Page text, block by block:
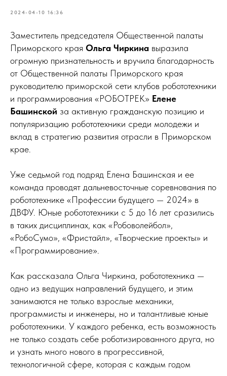
2024-04-10 16:36
Заместитель председателя Общественной палаты
Приморского края Ольга Чиркина выразила
огромную признательность и вручила благодарность
от Общественной палаты Приморского края
руководителю приморской сети клубов робототехники
и программирования «РОБОТРЕК» Елене
Башинской за активную гражданскую позицию и
популяризацию робототехники среди молодежи и
вклад в стратегию развития отрасли в Приморском
крае.
Уже седьмой год подряд Елена Башинская и ее
команда проводят дальневосточные соревнования по
робототехнике «Профессии будущего — 2024» в
ДВФУ. Юные робототехники с 5 до 16 лет сразились
в таких дисциплинах, как «Робоволейбол»,
«РобоСумо», «Фристайл», «Творческие проекты» и
«Программирование».
Как рассказала Ольга Чиркина, робототехника —
одно из ведущих направлений будущего, и этим
занимаются не только взрослые механики,
программисты и инженеры, но и талантливые юные
робототехники. У каждого ребенка, есть возможность
не только создать себе роботизированного друга, но
и узнать много нового в прогрессивной,
технологичной сфере, которая с каждым годом